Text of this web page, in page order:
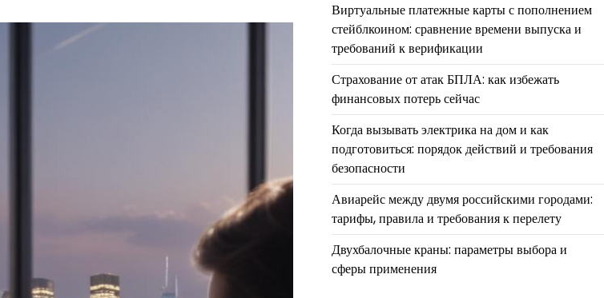
Виртуальные платежные карты с пополнением
стейблкоином: сравнение времени выпуска и
требований к верификации
Страхование от атак БПЛА: как избежать
финансовых потерь сейчас
Когда вызывать электрика на дом и как
подготовиться: порядок действий и требования
безопасности
Авиарейс между двумя российскими городами:
тарифы, правила и требования к перелету
Двухбалочные краны: параметры выбора и
сферы применения